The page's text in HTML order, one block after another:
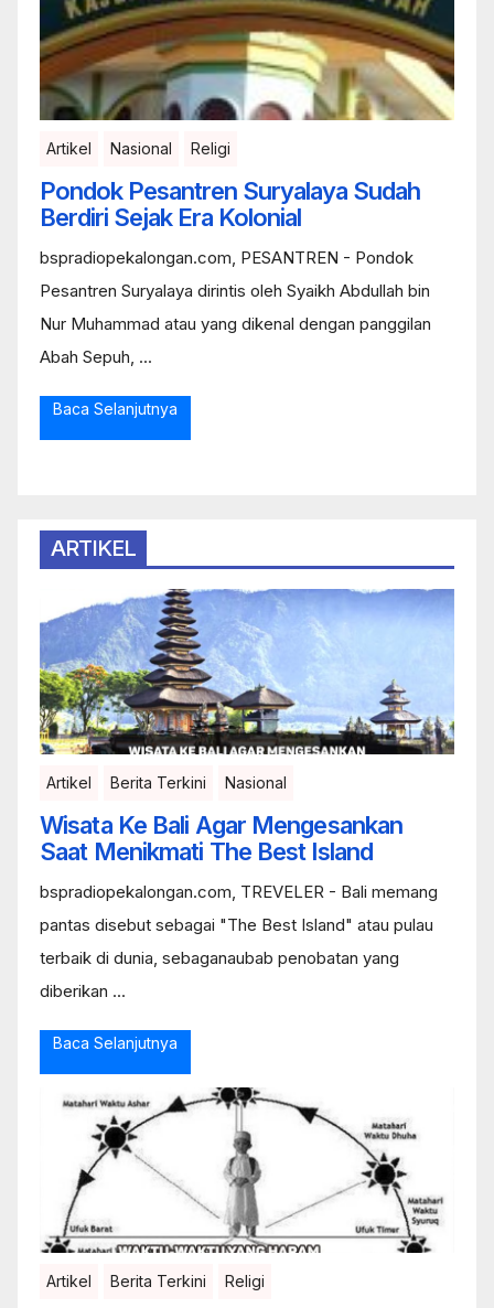
Artikel Nasional Religi
Pondok Pesantren Suryalaya Sudah
Berdiri Sejak Era Kolonial
bspradiopekalongan.com, PESANTREN - Pondok
Pesantren Suryalaya dirintis oleh Syaikh Abdullah bin
Nur Muhammad atau yang dikenal dengan panggilan
Abah Sepuh, ...
Baca Selanjutnya
ARTIKEL
Artikel Berita Terkini Nasional
Wisata Ke Bali Agar Mengesankan
Saat Menikmati The Best Island
bspradiopekalongan.com, TREVELER - Bali memang
pantas disebut sebagai "The Best Island" atau pulau
terbaik di dunia, sebaganaubab penobatan yang
diberikan ...
Baca Selanjutnya
Artikel Berita Terkini Religi